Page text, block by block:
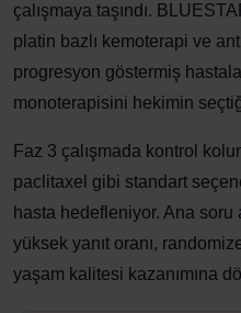
çalışmaya taşındı.
platin bazlı kemoterapi ve
progresyon göstermiş
monoterapisini hekimin
Faz 3 çalışmada kontrol
paclitaxel gibi standart
hasta hedefleniyor. Ana soru
yüksek yanıt oranı,
yaşam kalitesi kazanımına